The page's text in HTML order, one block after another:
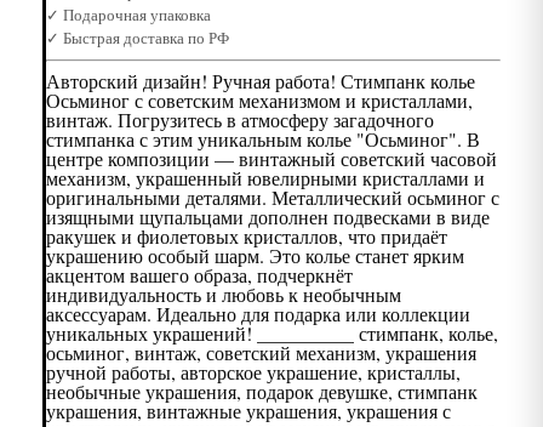
✓ Подарочная упаковка
✓ Быстрая доставка по РФ
Авторский дизайн! Ручная работа! Стимпанк колье
Осьминог с советским механизмом и кристаллами,
винтаж. Погрузитесь в атмосферу загадочного
стимпанка с этим уникальным колье "Осьминог". В
центре композиции — винтажный советский часовой
механизм, украшенный ювелирными кристаллами и
оригинальными деталями. Металлический осьминог с
изящными щупальцами дополнен подвесками в виде
ракушек и фиолетовых кристаллов, что придаёт
украшению особый шарм. Это колье станет ярким
акцентом вашего образа, подчеркнёт
индивидуальность и любовь к необычным
аксессуарам. Идеально для подарка или коллекции
уникальных украшений! __________ стимпанк, колье,
осьминог, винтаж, советский механизм, украшения
ручной работы, авторское украшение, кристаллы,
необычные украшения, подарок девушке, стимпанк
украшения, винтажные украшения, украшения с